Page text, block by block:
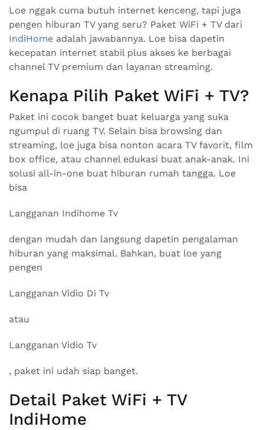
Loe nggak cuma butuh internet kenceng, tapi juga
pengen hiburan TV yang seru? Paket WiFi + TV dari
IndiHome adalah jawabannya. Loe bisa dapetin
kecepatan internet stabil plus akses ke berbagai
channel TV premium dan layanan streaming.
Kenapa Pilih Paket WiFi + TV?
Paket ini cocok banget buat keluarga yang suka
ngumpul di ruang TV. Selain bisa browsing dan
streaming, loe juga bisa nonton acara TV favorit, film
box office, atau channel edukasi buat anak-anak. Ini
solusi all-in-one buat hiburan rumah tangga. Loe
bisa
Langganan Indihome Tv
dengan mudah dan langsung dapetin pengalaman
hiburan yang maksimal. Bahkan, buat loe yang
pengen
Langganan Vidio Di Tv
atau
Langganan Vidio Tv
, paket ini udah siap banget.
Detail Paket WiFi + TV
IndiHome